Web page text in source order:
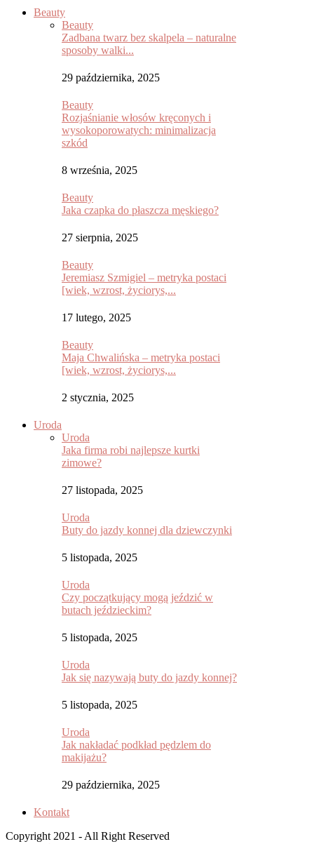
Beauty
Beauty
Zadbana twarz bez skalpela – naturalne
sposoby walki...
29 października, 2025
Beauty
Rozjaśnianie włosów kręconych i
wysokoporowatych: minimalizacja
szkód
8 września, 2025
Beauty
Jaka czapka do płaszcza męskiego?
27 sierpnia, 2025
Beauty
Jeremiasz Szmigiel – metryka postaci
[wiek, wzrost, życiorys,...
17 lutego, 2025
Beauty
Maja Chwalińska – metryka postaci
[wiek, wzrost, życiorys,...
2 stycznia, 2025
Uroda
Uroda
Jaka firma robi najlepsze kurtki
zimowe?
27 listopada, 2025
Uroda
Buty do jazdy konnej dla dziewczynki
5 listopada, 2025
Uroda
Czy początkujący mogą jeździć w
butach jeździeckim?
5 listopada, 2025
Uroda
Jak się nazywają buty do jazdy konnej?
5 listopada, 2025
Uroda
Jak nakładać podkład pędzlem do
makijażu?
29 października, 2025
Kontakt
Copyright 2021 - All Right Reserved